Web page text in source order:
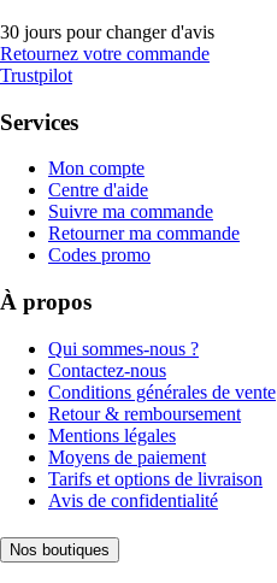
30 jours pour changer d'avis
Retournez votre commande
Trustpilot
Services
Mon compte
Centre d'aide
Suivre ma commande
Retourner ma commande
Codes promo
À propos
Qui sommes-nous ?
Contactez-nous
Conditions générales de vente
Retour & remboursement
Mentions légales
Moyens de paiement
Tarifs et options de livraison
Avis de confidentialité
Nos boutiques